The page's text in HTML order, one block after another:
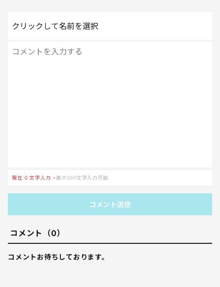
クリックして名前を選択
現在 0 文字入力 ※最大500文字入力可能
コメント送信
コメント（0）
コメントお待ちしております。